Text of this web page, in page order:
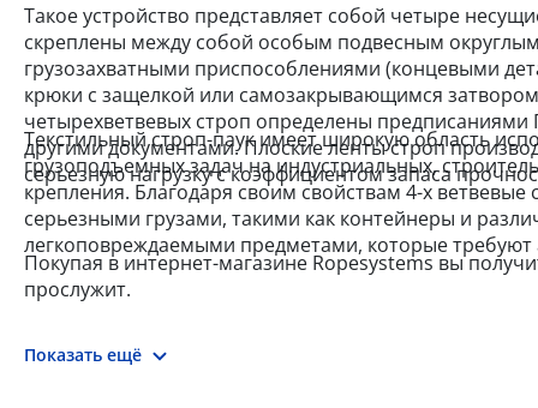
Такое устройство представляет собой четыре
скреплены между собой особым подвесным
грузозахватными приспособлениями (концевыми
крюки с защелкой или самозакрывающимся
четырехветвевых строп определены предписаниями
другими документами. Плоские ленты строп
серьезную нагрузку с коэффициентом запаса
Текстильный строп-паук имеет широкую область
грузоподъемных задач на индустриальных,
крепления. Благодаря своим свойствам 4-х
серьезными грузами, такими как контейнеры и
легкоповреждаемыми предметами, которые требуют
Покупая в интернет-магазине Ropesystems вы
прослужит.
Показать ещё